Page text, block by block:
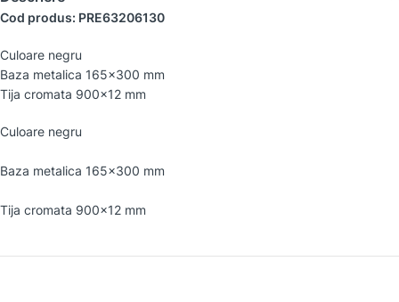
Cod produs: PRE63206130
Culoare negru
Baza metalica 165×300 mm
Tija cromata 900×12 mm
Culoare negru
Baza metalica 165×300 mm
Tija cromata 900×12 mm